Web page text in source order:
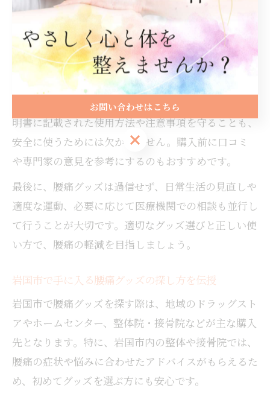
自分の腰痛タイプや症状に合ったグッズかどうかを確
認しましょう。例えば、慢性的な腰痛にはサポーター
やクッション、寝具の見直しなどが効果的です。
次に、素材やサイズが自分の体に合っているか、洗濯
やお手入れが簡単かも重要なポイントです。また、説
明書に記載された使用方法や注意事項を守ることも、
安全に使うためには欠かせません。購入前に口コミ
や専門家の意見を参考にするのもおすすめです。
最後に、腰痛グッズは過信せず、日常生活の見直しや
適度な運動、必要に応じて医療機関での相談も並行し
て行うことが大切です。適切なグッズ選びと正しい使
い方で、腰痛の軽減を目指しましょう。
岩国市で手に入る腰痛グッズの探し方を伝授
岩国市で腰痛グッズを探す際は、地域のドラッグスト
アやホームセンター、整体院・接骨院などが主な購入
先となります。特に、岩国市内の整体や接骨院では、
腰痛の症状や悩みに合わせたアドバイスがもらえるた
め、初めてグッズを選ぶ方にも安心です。
お問い合わせはこちら
お問い合わせはこちら